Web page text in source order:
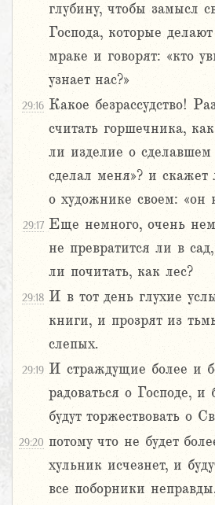
глубину, чтобы замысл
Господа, которые
мраке и говорят: «кто
узнает нас?»
29:16 Какое безрассудство!
считать горшечника,
ли изделие о сделавшем
сделал меня»? и скажет
о художнике своем: «он
29:17 Еще немного, очень
не превратится ли в
ли почитать, как лес?
29:18 И в тот день глухие
книги, и прозрят из
слепых.
29:19 И страждущие более и
радоваться о Господе,
будут торжествовать о
29:20 потому что не будет
хульник исчезнет, и
все поборники